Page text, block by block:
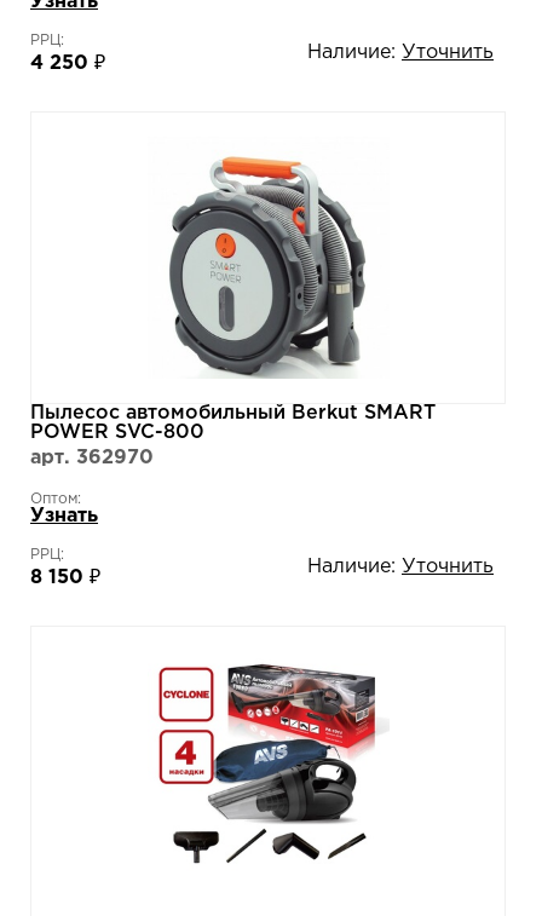
РРЦ:
4 250 ₽
Наличие: Уточнить
Пылесос автомобильный Berkut SMART
POWER SVC-800
арт. 362970
Оптом:
Узнать
РРЦ:
8 150 ₽
Наличие: Уточнить